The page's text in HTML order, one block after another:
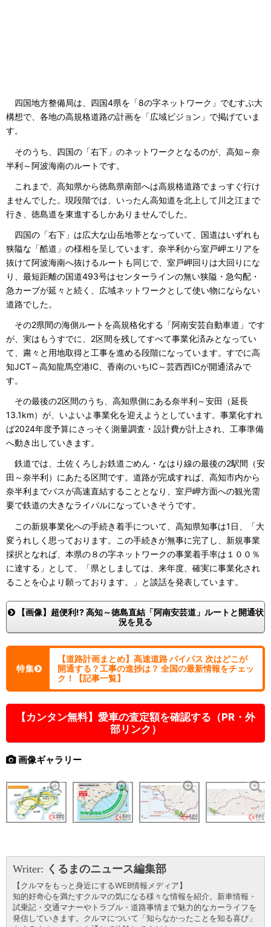
四国地方整備局は、四国4県を「8の字ネットワーク」でむすぶ大
構想で、各地の高規格道路の計画を「広域ビジョン」で掲げていま
す。
そのうち、四国の「右下」のネットワークとなるのが、高知～奈
半利～阿波海南のルートです。
これまで、高知県から徳島県南部へは高規格道路でまっすぐ行け
ませんでした。現段階では、いったん高知道を北上して川之江まで
行き、徳島道を東進するしかありませんでした。
四国の「右下」は広大な山岳地帯となっていて、国道はいずれも
狭隘な「酷道」の様相を呈しています。奈半利から室戸岬エリアを
抜けて阿波海南へ抜けるルートも同じで、室戸岬回りは大回りにな
り、最短距離の国道493号はセンターラインの無い狭隘・急勾配・
急カーブが延々と続く、広域ネットワークとして使い物にならない
道路でした。
その2県間の海側ルートを高規格化する「阿南安芸自動車道」です
が、実はもうすでに、2区間を残してすべて事業化済みとなってい
て、粛々と用地取得と工事を進める段階になっています。すでに高
知JCT～高知龍馬空港IC、香南のいちIC～芸西西ICが開通済みで
す。
その最後の2区間のうち、高知県側にある奈半利～安田（延長
13.1km）が、いよいよ事業化を迎えようとしています。事業化すれ
ば2024年度予算にさっそく測量調査・設計費が計上され、工事準備
へ動き出していきます。
鉄道では、土佐くろしお鉄道ごめん・なはり線の最後の2駅間（安
田～奈半利）にあたる区間です。道路が完成すれば、高知市内から
奈半利までバスが高速直結することとなり、室戸岬方面への観光需
要で鉄道の大きなライバルになっていきそうです。
この新規事業化への手続き着手について、高知県知事は1日、「大
変うれしく思っております。この手続きが無事に完了し、新規事業
採択となれば、本県の８の字ネットワークの事業着手率は１００％
に達する」として、「県としましては、来年度、確実に事業化され
ることを心より願っております。」と談話を発表しています。
【画像】超便利!? 高知～徳島直結「阿南安芸道」ルートと開通状
況を見る
特集
【道路計画まとめ】高速道路 バイパス 次はどこが
開通する？工事の進捗は？ 全国の最新情報をチェッ
ク！【記事一覧】
【カンタン無料】愛車の査定額を確認する（PR・外
部リンク）
画像ギャラリー
Writer: くるまのニュース編集部
【クルマをもっと身近にするWEB情報メディア】
知的好奇心を満たすクルマの気になる様々な情報を紹介。新車情報・
試乗記・交通マナーやトラブル・道路事情まで魅力的なカーライフを
発信していきます。クルマについて「知らなかったことを知る喜び」